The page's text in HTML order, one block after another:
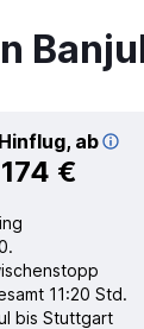
ab
174 €
11:20 Std.
bis Stuttgart